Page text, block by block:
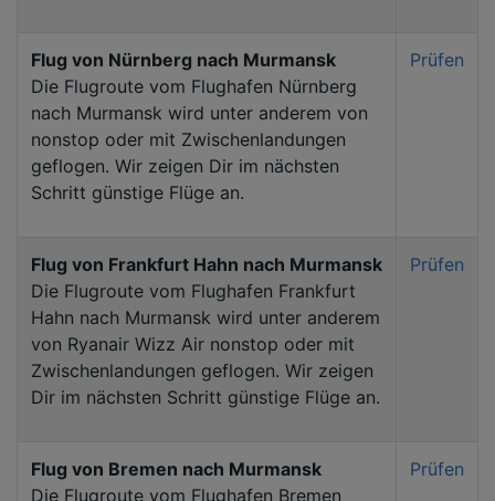
Flug von Nürnberg nach Murmansk
Die Flugroute vom Flughafen Nürnberg
nach Murmansk wird unter anderem von
nonstop oder mit Zwischenlandungen
geflogen. Wir zeigen Dir im nächsten
Schritt günstige Flüge an.
Prüfen
Flug von Frankfurt Hahn nach Murmansk
Die Flugroute vom Flughafen Frankfurt
Hahn nach Murmansk wird unter anderem
von Ryanair Wizz Air nonstop oder mit
Zwischenlandungen geflogen. Wir zeigen
Dir im nächsten Schritt günstige Flüge an.
Prüfen
Flug von Bremen nach Murmansk
Die Flugroute vom Flughafen Bremen
Prüfen